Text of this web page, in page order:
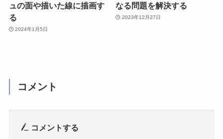
ュの面や描いた線に描画す
る
2024年1月5日
なる問題を解決する
2023年12月27日
コメント
コメントする